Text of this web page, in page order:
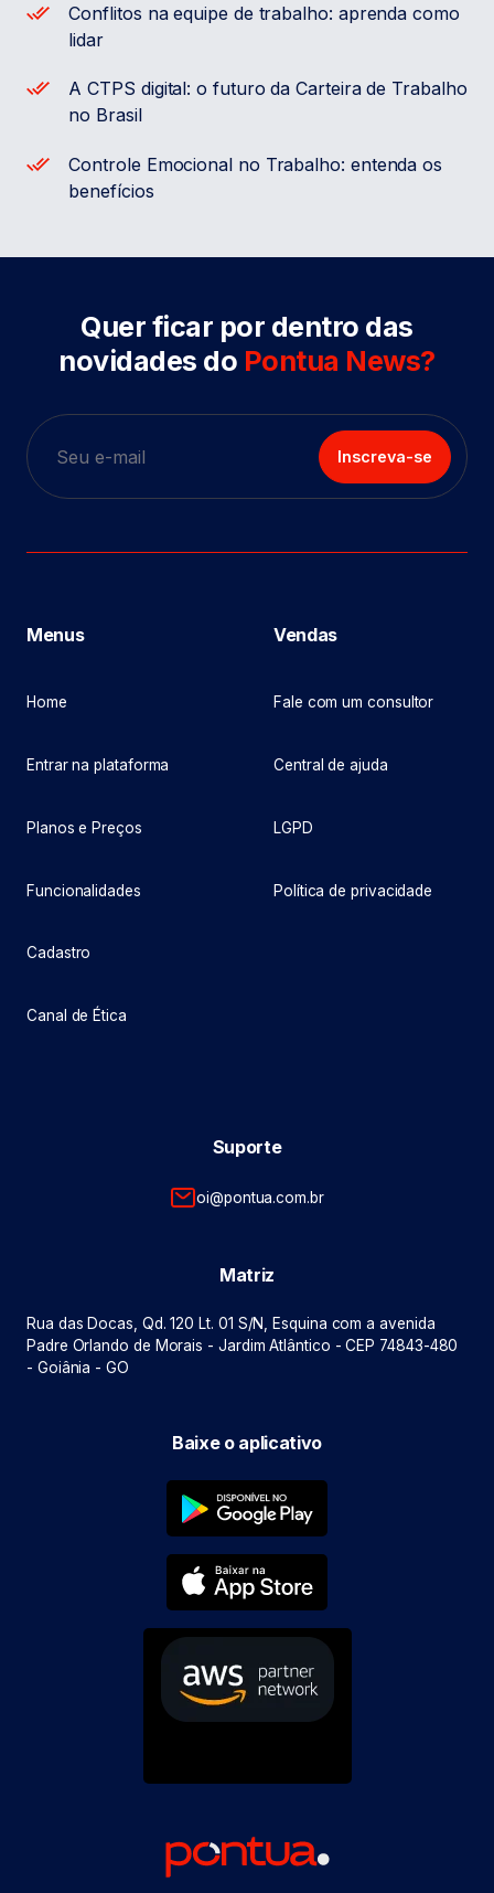
Conflitos na equipe de trabalho: aprenda como
lidar
A CTPS digital: o futuro da Carteira de Trabalho
no Brasil
Controle Emocional no Trabalho: entenda os
benefícios
Quer ficar por dentro das
novidades do Pontua News?
Inscreva-se
Menus
Home
Entrar na plataforma
Planos e Preços
Funcionalidades
Cadastro
Canal de Ética
Vendas
Fale com um consultor
Central de ajuda
LGPD
Política de privacidade
Suporte
oi@pontua.com.br
Matriz
Rua das Docas, Qd. 120 Lt. 01 S/N, Esquina com a avenida
Padre Orlando de Morais - Jardim Atlântico - CEP 74843-480
- Goiânia - GO
Baixe o aplicativo